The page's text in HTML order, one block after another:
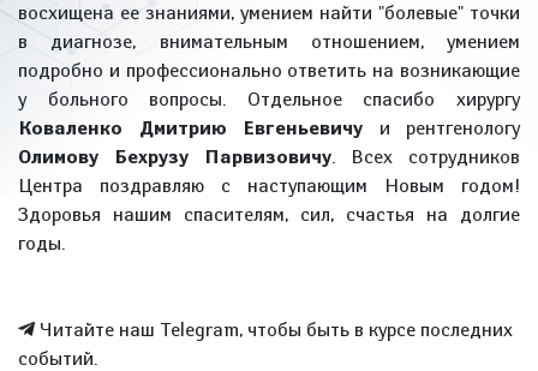
восхищена ее знаниями, умением найти "болевые" точки
в диагнозе, внимательным отношением, умением
подробно и профессионально ответить на возникающие
у больного вопросы. Отдельное спасибо хирургу
Коваленко Дмитрию Евгеньевичу и рентгенологу
Олимову Бехрузу Парвизовичу. Всех сотрудников
Центра поздравляю с наступающим Новым годом!
Здоровья нашим спасителям, сил, счастья на долгие
годы.
Читайте наш Telegram, чтобы быть в курсе последних
событий.